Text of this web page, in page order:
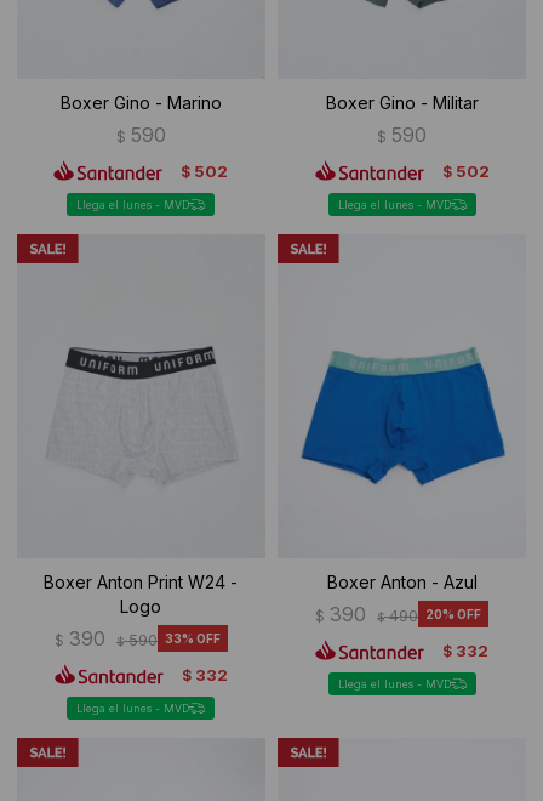
Boxer Gino - Marino
$ 590
$ 502
Llega el lunes - MVD
Boxer Gino - Militar
$ 590
$ 502
Llega el lunes - MVD
Boxer Anton Print W24 -
Logo
$ 390 $ 590 33
$ 332
Llega el lunes - MVD
Boxer Anton - Azul
$ 390 $ 490 20
$ 332
Llega el lunes - MVD